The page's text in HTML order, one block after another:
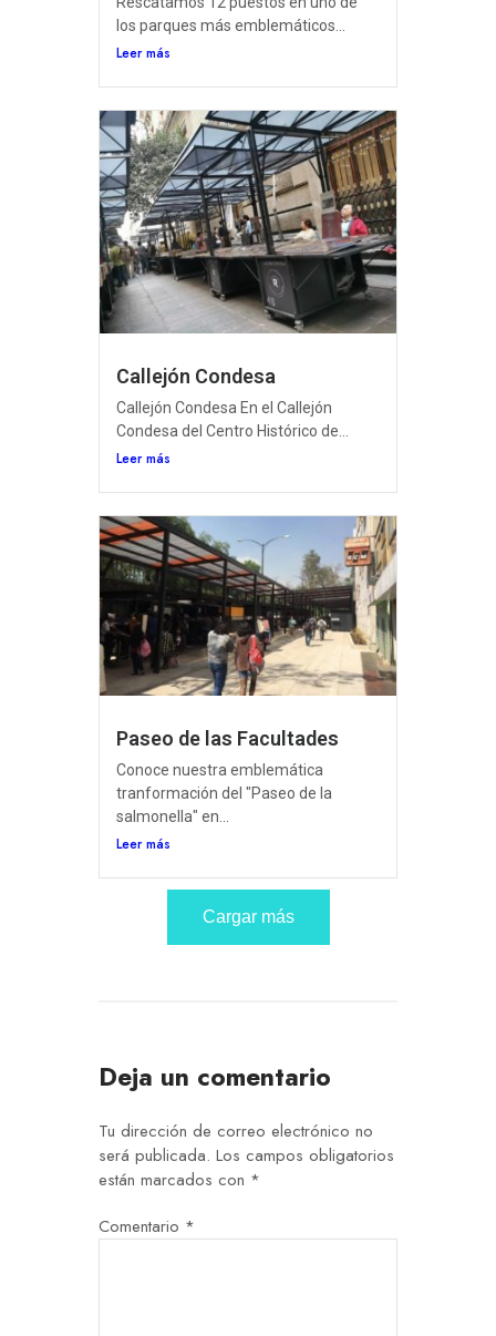
los parques más emblemáticos...
Leer más
Callejón Condesa
Callejón Condesa En el Callejón
Condesa del Centro Histórico de...
Leer más
Paseo de las Facultades
Conoce nuestra emblemática
tranformación del "Paseo de la
salmonella" en...
Leer más
Cargar más
Deja un comentario
Tu dirección de correo electrónico no
será publicada. Los campos obligatorios
están marcados con *
Comentario *